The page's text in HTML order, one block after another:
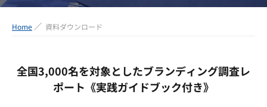
Home 資料ダウンロード
全国3,000名を対象としたブランディング調査レ
ポート《実践ガイドブック付き》